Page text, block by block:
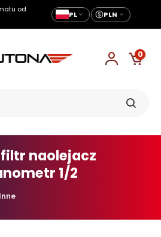
od
PL PLN
0
naolejacz
1/2
Inne